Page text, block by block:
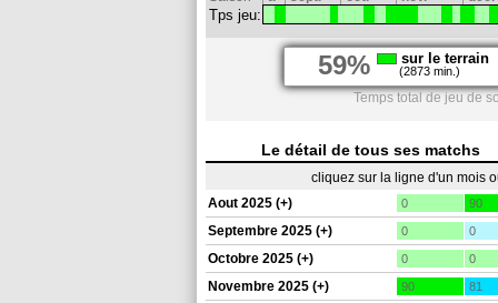
Tps jeu:
59% sur le terrain
(2873 min.)
Temps total de jeu de
Le détail de tous ses matchs
cliquez sur la ligne d'un mois
Aout 2025 (+)
0 90
Septembre 2025 (+) 0 0
Octobre 2025 (+) 0 0
Novembre 2025 (+) 90 81